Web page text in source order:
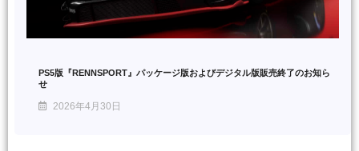
PS5版『RENNSPORT』パッケージ版およびデジタル版販売終了のお知ら
せ
2026年4月30日